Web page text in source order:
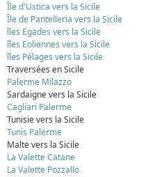
Île d'Ustica vers la Sicile
Île de Pantelleria vers la Sicile
îles Egades vers la Sicile
îles Eoliennes vers la Sicile
îles Pélages vers la Sicile
Traversées en Sicile
Palerme Milazzo
Sardaigne vers la Sicile
Cagliari Palerme
Tunisie vers la Sicile
Tunis Palerme
Malte vers la Sicile
La Valette Catane
La Valette Pozzallo